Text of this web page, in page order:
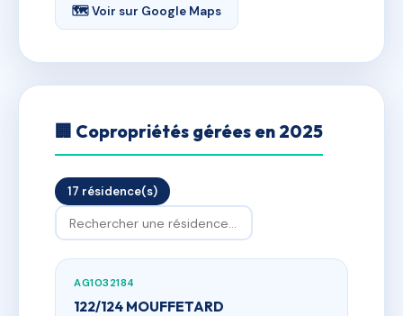
🗺 Voir sur Google Maps
🏢 Copropriétés gérées en 2025
17 résidence(s)
AG1032184
122/124 MOUFFETARD